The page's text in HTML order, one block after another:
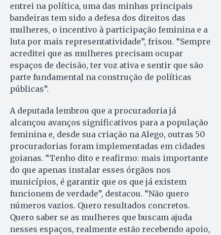
entrei na política, uma das minhas principais
bandeiras tem sido a defesa dos direitos das
mulheres, o incentivo à participação feminina e a
luta por mais representatividade”, frisou. “Sempre
acreditei que as mulheres precisam ocupar
espaços de decisão, ter voz ativa e sentir que são
parte fundamental na construção de políticas
públicas”.
A deputada lembrou que a procuradoria já
alcançou avanços significativos para a população
feminina e, desde sua criação na Alego, outras 50
procuradorias foram implementadas em cidades
goianas. “Tenho dito e reafirmo: mais importante
do que apenas instalar esses órgãos nos
municípios, é garantir que os que já existem
funcionem de verdade”, destacou. “Não quero
números vazios. Quero resultados concretos.
Quero saber se as mulheres que buscam ajuda
nesses espaços, realmente estão recebendo apoio,